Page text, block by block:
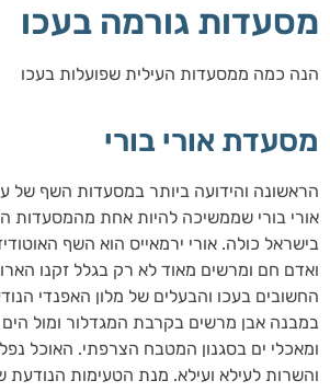
מסעדות גורמה בעכו
הנה כמה ממסעדות העילית שפועלות בעכו
מסעדת אורי בורי
הראשונה והידועה ביותר במסעדות השף של
אורי בורי שממשיכה להיות אחת מהמסעדות
בישראל כולה. אורי ירמאייס הוא השף
ואדם חם ומרשים מאוד לא רק בגלל זקנו
החשובים בעכו והבעלים של מלון האפנדי
במבנה אבן מרשים בקרבת המגדלור ומול
ומאכלי ים בסגנון המטבח הצרפתי. האוכל
והשרות לעילא ועילא. מנת הטעימות הנודעת